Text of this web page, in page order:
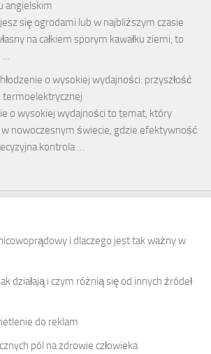
angielskim
się ogrodami lub w najbliższym czasie
na całkiem sporym kawałku ziemi, to
…
o wysokiej wydajności: przyszłość
termoelektrycznej
o wysokiej wydajności to temat, który
w nowoczesnym świecie, gdzie efektywność
kontrola …
i dlaczego jest tak ważny w
działają i czym różnią się od innych źródeł
do reklam
pól na zdrowie człowieka